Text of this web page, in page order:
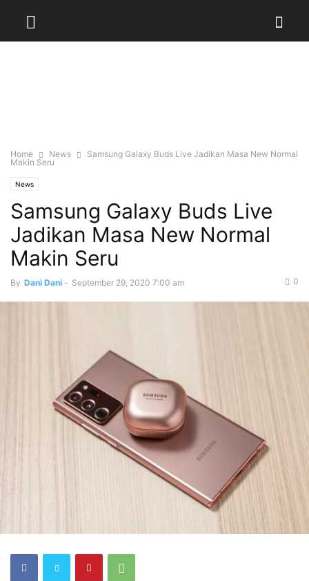
Home News
Samsung Galaxy Buds Live Jadikan Masa New Normal
Makin Seru
News
Samsung Galaxy Buds Live
Jadikan Masa New Normal
Makin Seru
By Dani Dani - September 29, 2020 7:00 am 0